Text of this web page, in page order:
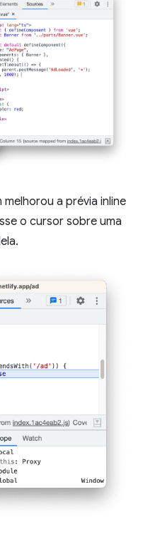
a prévia inline
o cursor sobre uma